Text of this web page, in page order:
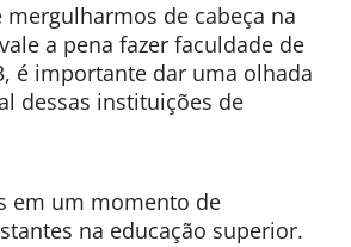
mergulharmos de cabeça na
a pena fazer faculdade de
é importante dar uma olhada
dessas instituições de
em um momento de
na educação superior.